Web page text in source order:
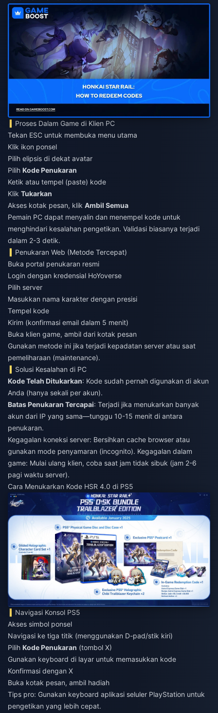
Proses Dalam Game di Klien PC
Tekan ESC untuk membuka menu utama
Klik ikon ponsel
Pilih elipsis di dekat avatar
Pilih Kode Penukaran
Ketik atau tempel (paste) kode
Klik Tukarkan
Akses kotak pesan, klik Ambil Semua
Pemain PC dapat menyalin dan menempel kode untuk
menghindari kesalahan pengetikan. Validasi biasanya terjadi
dalam 2-3 detik.
Penukaran Web (Metode Tercepat)
Buka portal penukaran resmi
Login dengan kredensial HoYoverse
Pilih server
Masukkan nama karakter dengan presisi
Tempel kode
Kirim (konfirmasi email dalam 5 menit)
Buka klien game, ambil dari kotak pesan
Gunakan metode ini jika terjadi kepadatan server atau saat
pemeliharaan (maintenance).
Solusi Kesalahan di PC
Kode Telah Ditukarkan: Kode sudah pernah digunakan di akun
Anda (hanya sekali per akun).
Batas Penukaran Tercapai: Terjadi jika menukarkan banyak
akun dari IP yang sama—tunggu 10-15 menit di antara
penukaran.
Kegagalan koneksi server: Bersihkan cache browser atau
gunakan mode penyamaran (incognito). Kegagalan dalam
game: Mulai ulang klien, coba saat jam tidak sibuk (jam 2-6
pagi waktu server).
Cara Menukarkan Kode HSR 4.0 di PS5
Navigasi Konsol PS5
Akses simbol ponsel
Navigasi ke tiga titik (menggunakan D-pad/stik kiri)
Pilih Kode Penukaran (tombol X)
Gunakan keyboard di layar untuk memasukkan kode
Konfirmasi dengan X
Buka kotak pesan, ambil hadiah
Tips pro: Gunakan keyboard aplikasi seluler PlayStation untuk
pengetikan yang lebih cepat.